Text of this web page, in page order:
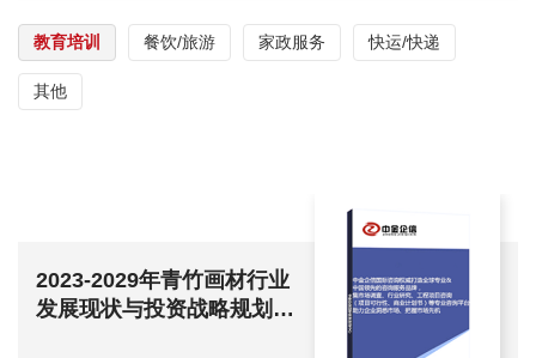
教育培训 餐饮/旅游 家政服务 快运/快递
其他
2023-2029年青竹画材行业
发展现状与投资战略规划可